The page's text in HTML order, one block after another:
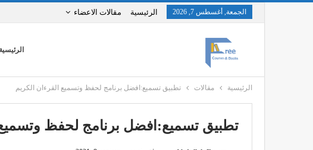
الجمعة, أغسطس 7, 2026 الرئيسية مقالات الاعضاء
الرئيسية
الرئيسية مقالات تطبيق تسميع:افضل برنامج لحفظ وتسميع القرءان الكريم
تطبيق تسميع:افضل برنامج لحفظ وتسميع